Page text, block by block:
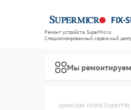
FIX-
Ремонт устройств SuperMicro
Специализированный cервисный
Мы ремонтируем
Материнская плата